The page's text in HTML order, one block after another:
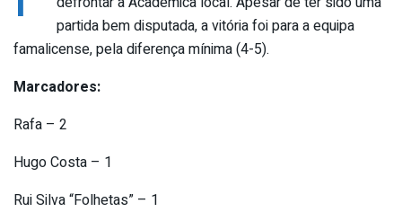
partida bem disputada, a vitória foi para a equipa
famalicense, pela diferença mínima (4-5).
Marcadores:
Rafa – 2
Hugo Costa – 1
Rui Silva “Folhetas” – 1